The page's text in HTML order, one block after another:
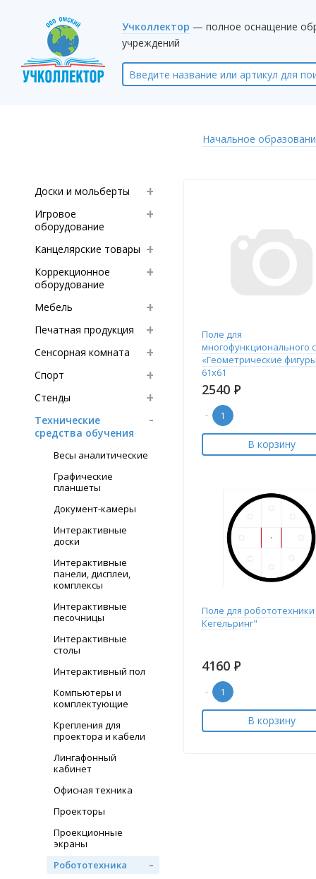
Учколлектор — полное оснащение
учреждений
Начальное
Доски и мольберты
Игровое
оборудование
Канцелярские товары
Коррекционное
оборудование
Мебель
Печатная продукция
Сенсорная комната
Спорт
Стенды
Технические
средства обучения
Весы аналитические
Графические
планшеты
Документ-камеры
Интерактивные
доски
Интерактивные
панели, дисплеи,
комплексы
Интерактивные
песочницы
Интерактивные
столы
Интерактивный пол
Компьютеры и
комплектующие
Крепления для
проектора и кабели
Лингафонный
кабинет
Офисная техника
Проекторы
Проекционные
экраны
Робототехника
Поле для
многофункционального
«Геометрические
61х61
2540 Р
-
В корзину
Поле для
Кегельринг"
4160 Р
-
В корзину